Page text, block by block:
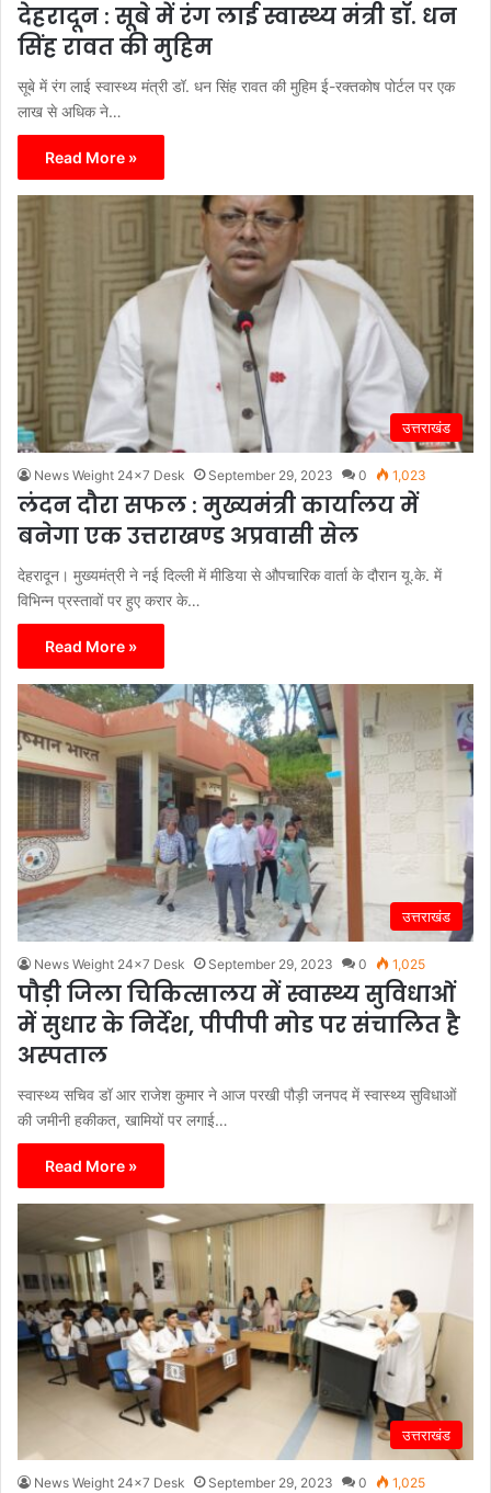
देहरादून : सूबे में रंग लाई स्वास्थ्य मंत्री डॉ. धन
सिंह रावत की मुहिम
सूबे में रंग लाई स्वास्थ्य मंत्री डॉ. धन सिंह रावत की मुहिम ई-रक्तकोष पोर्टल पर एक
लाख से अधिक ने…
Read More »
उत्तराखंड
News Weight 24x7 Desk September 29, 2023 0 1,023
लंदन दौरा सफल : मुख्यमंत्री कार्यालय में
बनेगा एक उत्तराखण्ड अप्रवासी सेल
देहरादून। मुख्यमंत्री ने नई दिल्ली में मीडिया से औपचारिक वार्ता के दौरान यू.के. में
विभिन्न प्रस्तावों पर हुए करार के…
Read More »
उत्तराखंड
News Weight 24x7 Desk September 29, 2023 0 1,025
पौड़ी जिला चिकित्सालय में स्वास्थ्य सुविधाओं
में सुधार के निर्देश, पीपीपी मोड पर संचालित है
अस्पताल
स्वास्थ्य सचिव डॉ आर राजेश कुमार ने आज परखी पौड़ी जनपद में स्वास्थ्य सुविधाओं
की जमीनी हकीकत, खामियों पर लगाई…
Read More »
उत्तराखंड
News Weight 24x7 Desk September 29, 2023 0 1,025